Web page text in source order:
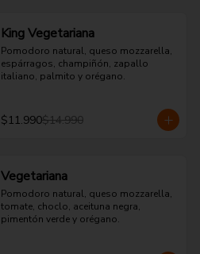
King Vegetariana
Pomodoro natural, queso mozzarella,
espárragos, champiñón, zapallo
italiano, palmito y orégano.
$11.990$14.990
Vegetariana
Pomodoro natural, queso mozzarella,
tomate, choclo, aceituna negra,
pimentón verde y orégano.